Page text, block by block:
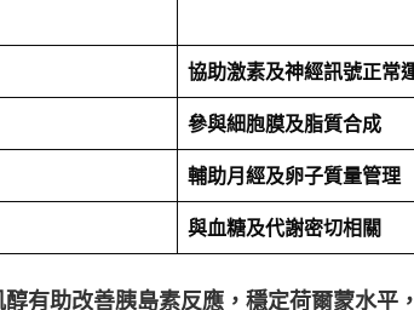
協助激素及神經訊號正常
參與細胞膜及脂質合成
輔助月經及卵子質量管理
與血糖及代謝密切相關
有助改善胰島素反應，穩定荷爾蒙水平